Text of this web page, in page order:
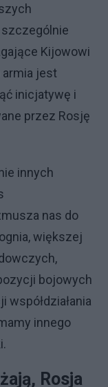
szczególnie
Kijowowi
armia jest
inicjatywę i
przez Rosję
innych
nas do
większej
bojowych
współdziałania
innego
Rosja